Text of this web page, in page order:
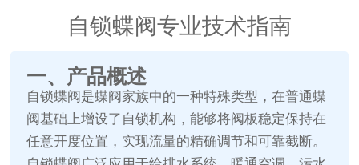
自锁蝶阀专业技术指南
一、产品概述
自锁蝶阀是蝶阀家族中的一种特殊类型，在普通蝶
阀基础上增设了自锁机构，能够将阀板稳定保持在
任意开度位置，实现流量的精确调节和可靠截断。